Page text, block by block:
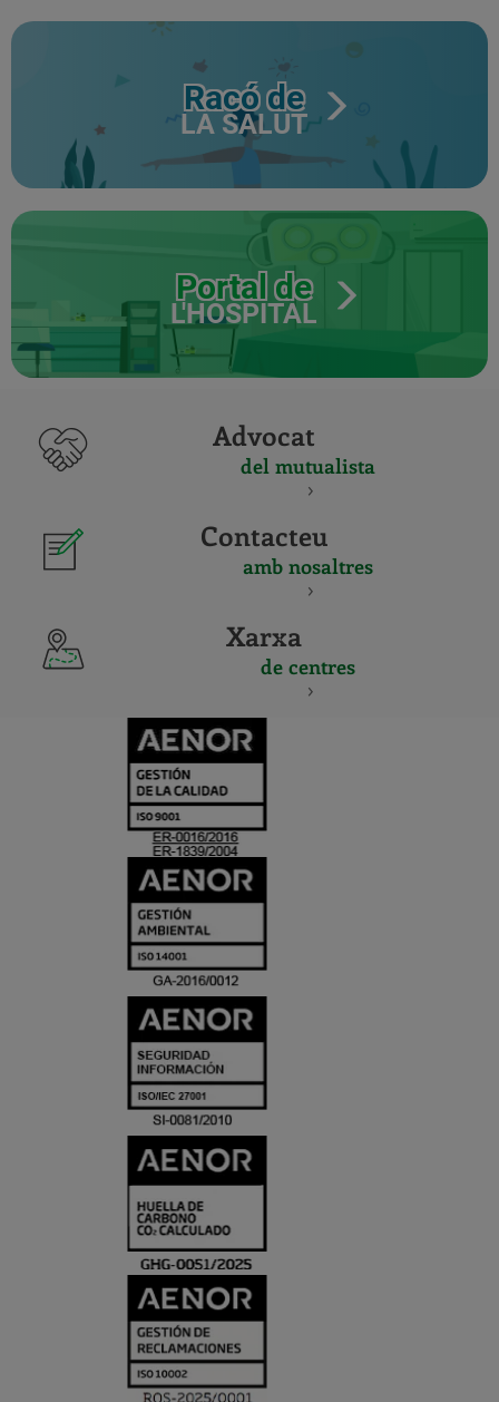
Racó de
LA SALUT
Portal de
L'HOSPITAL
Advocat
del mutualista
Contacteu
amb nosaltres
Xarxa
de centres